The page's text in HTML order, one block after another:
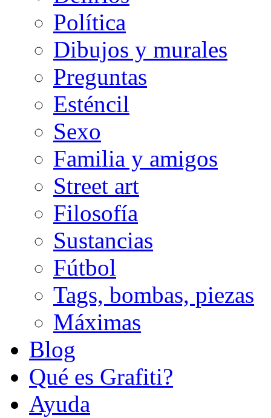
Política
Dibujos y murales
Preguntas
Esténcil
Sexo
Familia y amigos
Street art
Filosofía
Sustancias
Fútbol
Tags, bombas, piezas
Máximas
Blog
Qué es Grafiti?
Ayuda